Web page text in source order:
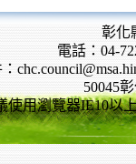
彰化
電話：04-
50045
使用瀏覽器IE10以